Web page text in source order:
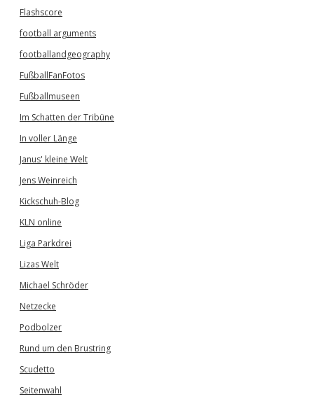
Flashscore
football arguments
footballandgeography
FußballFanFotos
Fußballmuseen
Im Schatten der Tribüne
In voller Länge
Janus' kleine Welt
Jens Weinreich
Kickschuh-Blog
KLN online
Liga Parkdrei
Lizas Welt
Michael Schröder
Netzecke
Podbolzer
Rund um den Brustring
Scudetto
Seitenwahl